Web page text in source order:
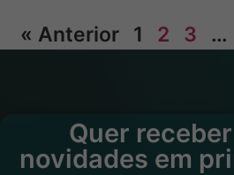
« Anterior 1 2 3 …
Quer
novidades em